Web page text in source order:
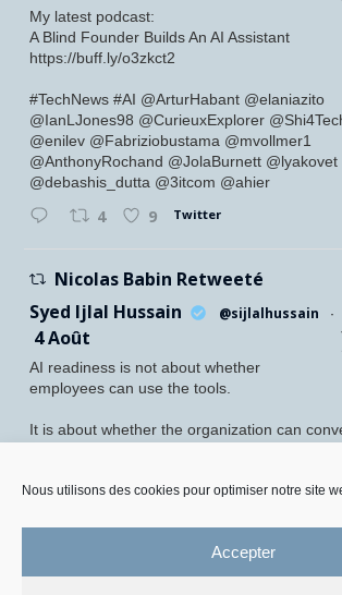
Nous utilisons des cookies pour optimiser notre site
Accepter
My latest podcast:
A Blind Founder Builds An AI Assistant
https://buff.ly/o3zkct2
#TechNews #AI @ArturHabant @elaniazito
@IanLJones98 @CurieuxExplorer
@enilev @Fabriziobustama @mvollmer1
@AnthonyRochand @JolaBurnett @lyakovet
@debashis_dutta @3itcom @ahier
4 9 Twitter
Nicolas Babin Retweeté
Syed Ijlal Hussain
@sijlalhussain ·
4 Août
AI readiness is not about whether
employees can use the tools.
It is about whether the organization can
McKinsey found that 70% of employees feel
only 27% of leaders believe their